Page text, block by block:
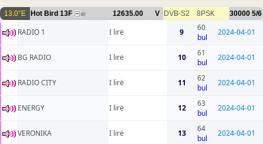
13.0°E Hot Bird 13F 60 12635.00 V DVB-S2 8PSK 30000 5/6
RADIO 1 I lirë 9
60
bul
2024-04-01
BG RADIO I lirë 10
61
bul
2024-04-01
RADIO CITY I lirë 11
62
bul
2024-04-01
ENERGY I lirë 12
63
bul
2024-04-01
VERONIKA I lirë 13
64
bul
2024-04-01